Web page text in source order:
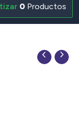
0 Productos